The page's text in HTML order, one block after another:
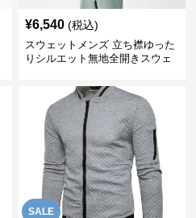
¥6,540 (税込)
スウェットメンズ 立ち襟ゆった
りシルエット無地全開きスウェ
SALE